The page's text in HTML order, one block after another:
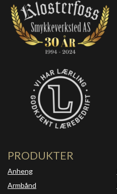
PRODUKTER
Anheng
Armbånd